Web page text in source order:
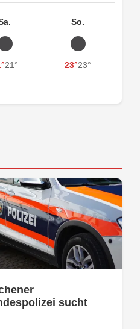
21°
So.
23°23°
sucht